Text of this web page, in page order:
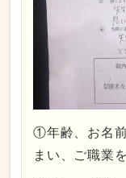
①年齢、お名
まい、ご職業